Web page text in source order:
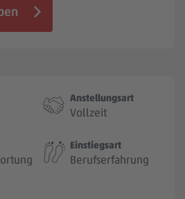
Anstellungsart
Vollzeit
Einstiegsart
Berufserfahrung